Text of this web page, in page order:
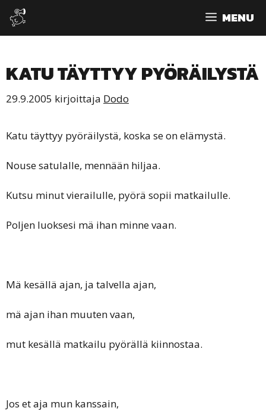
Siirry
sisältöön
MENU
KATU TÄYTTYY PYÖRÄILYSTÄ
29.9.2005 kirjoittaja Dodo
Katu täyttyy pyöräilystä, koska se on elämystä.
Nouse satulalle, mennään hiljaa.
Kutsu minut vierailulle, pyörä sopii matkailulle.
Poljen luoksesi mä ihan minne vaan.
Mä kesällä ajan, ja talvella ajan,
mä ajan ihan muuten vaan,
mut kesällä matkailu pyörällä kiinnostaa.
Jos et aja mun kanssain,